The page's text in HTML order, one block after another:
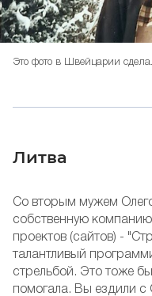
Это фото в Швейцарии
Литва
Со вторым мужем
собственную
проектов (сайтов) -
талантливый
стрельбой. Это тоже
помогала. Вы ездили с